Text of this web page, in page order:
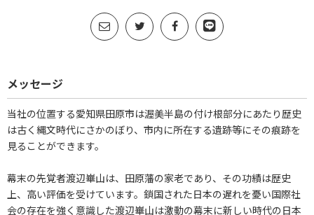
メッセージ
当社の位置する愛知県田原市は渥美半島の付け根部分にあたり歴史
は古く縄文時代にさかのぼり、市内に所在する遺跡等にその痕跡を
見ることができます。
幕末の先覚者渡辺崋山は、田原藩の家老であり、その功績は歴史
上、高い評価を受けています。鎖国された日本の遅れを憂い国際社
会の存在を強く意識した渡辺崋山は激動の幕末に新しい時代の日本